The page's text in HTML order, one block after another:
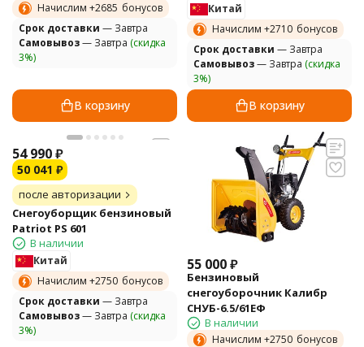
Начислим +2685 бонусов
Cрок доставки — Завтра
Самовывоз— Завтра (скидка
3%)
В корзину
Китай
Начислим +2710 бонусов
Cрок доставки — Завтра
Самовывоз— Завтра (скидка
3%)
В корзину
54 990₽
50 041 ₽
после авторизации
Снегоуборщик бензиновый
Patriot PS 601
В наличии
Китай
Начислим +2750 бонусов
Cрок доставки — Завтра
Самовывоз— Завтра (скидка
3%)
55 000₽
Бензиновый
снегоуборочник Калибр
СНУБ-6.5/61EФ
В наличии
Начислим +2750 бонусов